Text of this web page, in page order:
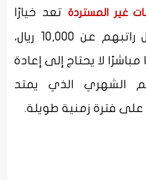
غير المستردة تعد خيارًا
أكثر جدوى لمن يقل راتبهم عن 10,000 ريال،
لا يحتاج إلى إعادة
الشهري الذي يمتد
فترة زمنية طويلة.